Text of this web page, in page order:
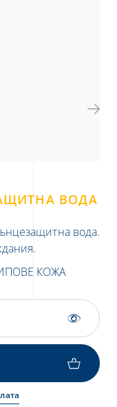
ВОДА
вода.
КОЖА